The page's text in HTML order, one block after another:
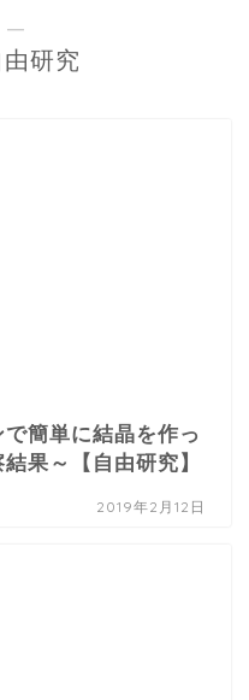
―
由研究
で簡単に結晶を作っ
果～【自由研究】
2019年2月12日